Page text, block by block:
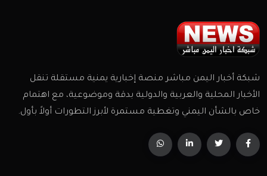
شبكة أخبار اليمن مباشر منصة إخبارية يمنية مستقلة تنقل
الأخبار المحلية والعربية والدولية بدقة وموضوعية، مع اهتمام
خاص بالشأن اليمني وتغطية مستمرة لأبرز التطورات أولاً بأول.